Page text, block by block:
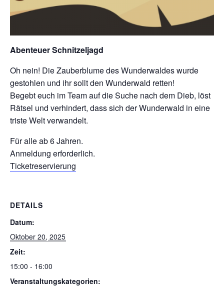
Abenteuer Schnitzeljagd
Oh nein! Die Zauberblume des Wunderwaldes wurde
gestohlen und ihr sollt den Wunderwald retten!
Begebt euch im Team auf die Suche nach dem Dieb, löst
Rätsel und verhindert, dass sich der Wunderwald in eine
triste Welt verwandelt.
Für alle ab 6 Jahren.
Anmeldung erforderlich.
Ticketreservierung
DETAILS
Datum:
Oktober 20, 2025
Zeit:
15:00 - 16:00
Veranstaltungskategorien: